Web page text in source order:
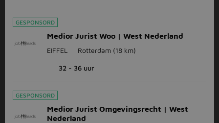
GESPONSORD
Medior Jurist Woo | West Nederland
EIFFEL Rotterdam (18 km)
32 - 36 uur
GESPONSORD
Medior Jurist Omgevingsrecht | West
Nederland